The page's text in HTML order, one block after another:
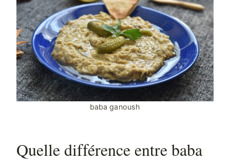
baba ganoush
Quelle différence entre baba